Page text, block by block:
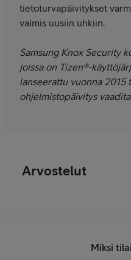
tietoturvapäivitykset
valmis uusiin uhkiin.
Samsung Knox Security
joissa on Tizen®-
lanseerattu vuonna 2015
ohjelmistopäivitys
Arvostelut
Miksi